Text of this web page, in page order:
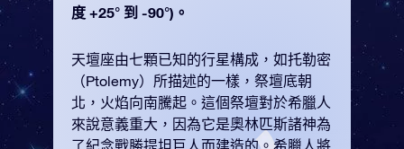
度 +25° 到 -90°)。
天壇座由七顆已知的行星構成，如托勒密
（Ptolemy）所描述的一樣，祭壇底朝
北，火焰向南騰起。這個祭壇對於希臘人
來說意義重大，因為它是奧林匹斯諸神為
了紀念戰勝提坦巨人而建造的。希臘人將